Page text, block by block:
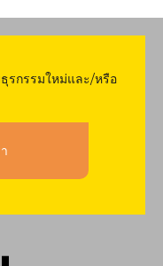
รกรรมใหม่และ/หรือ